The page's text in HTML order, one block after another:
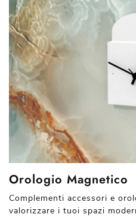
Orologio Magnetico
Complementi accessori e
valorizzare i tuoi spazi